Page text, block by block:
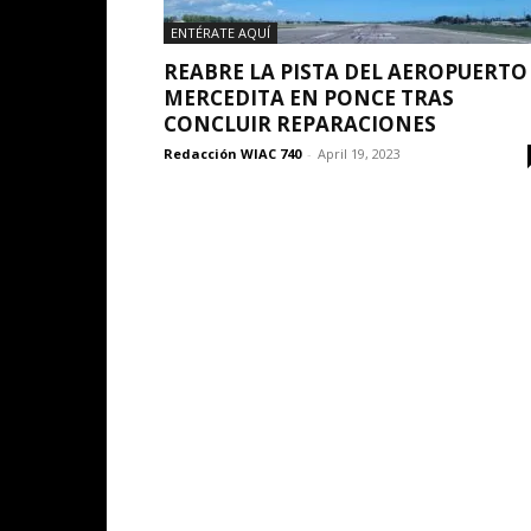
ENTÉRATE AQUÍ
REABRE LA PISTA DEL AEROPUERTO
MERCEDITA EN PONCE TRAS
CONCLUIR REPARACIONES
Redacción WIAC 740 - April 19, 2023